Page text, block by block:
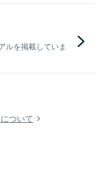
ルを掲載していま
ついて